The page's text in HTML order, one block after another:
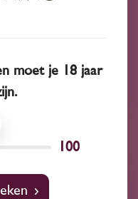
Winery
moet je 18 jaar
100